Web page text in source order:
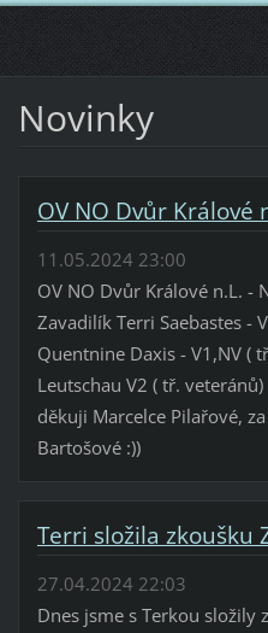
Novinky
OV NO Dvůr Králové
11.05.2024 23:00
OV NO Dvůr Králové n.L. -
Zavadilík Terri Saebastes -
Quentnine Daxis - V1,NV (
Leutschau V2 ( tř.
děkuji Marcelce Pilařové,
Bartošové :))
Terri složila zkoušku
27.04.2024 22:03
Dnes jsme s Terkou složily